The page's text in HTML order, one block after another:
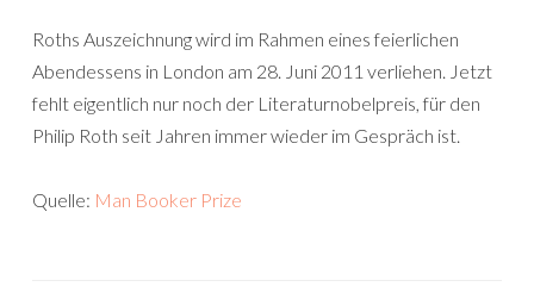
Roths Auszeichnung wird im Rahmen eines feierlichen
Abendessens in London am 28. Juni 2011 verliehen. Jetzt
fehlt eigentlich nur noch der Literaturnobelpreis, für den
Philip Roth seit Jahren immer wieder im Gespräch ist.
Quelle: Man Booker Prize